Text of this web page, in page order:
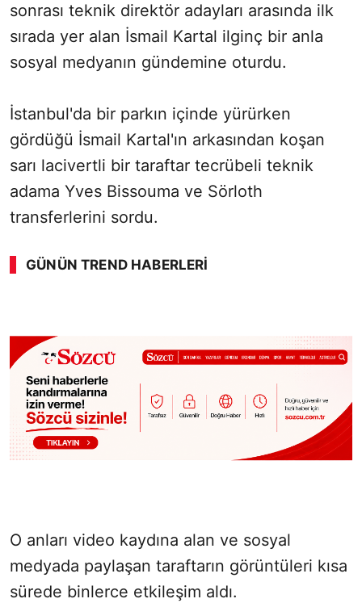
sonrası teknik direktör adayları arasında ilk
sırada yer alan İsmail Kartal ilginç bir anla
sosyal medyanın gündemine oturdu.
İstanbul'da bir parkın içinde yürürken
gördüğü İsmail Kartal'ın arkasından koşan
sarı lacivertli bir taraftar tecrübeli teknik
adama Yves Bissouma ve Sörloth
transferlerini sordu.
GÜNÜN TREND HABERLERI
O anları video kaydına alan ve sosyal
medyada paylaşan taraftarın görüntüleri kısa
sürede binlerce etkileşim aldı.